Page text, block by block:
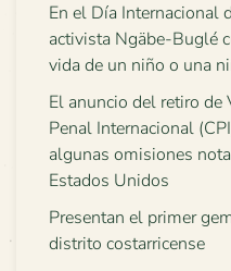
En el Día Internacional
activista Ngäbe-Buglé
vida de un niño o una
El anuncio del retiro de
Penal Internacional
algunas omisiones
Estados Unidos
Presentan el primer
distrito costarricense